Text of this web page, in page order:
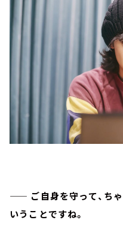
—— ご自身を守って、ち
いうことですね。